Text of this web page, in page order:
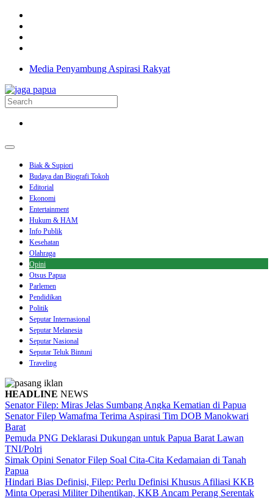
Media Penyambung Aspirasi Rakyat
Biak & Supiori
Budaya dan Biografi Tokoh
Editorial
Ekonomi
Entertainment
Hukum & HAM
Info Publik
Kesehatan
Olahraga
Opini
Otsus Papua
Parlemen
Pendidikan
Politik
Seputar Internasional
Seputar Melanesia
Seputar Nasional
Seputar Teluk Bintuni
Traveling
HEADLINE NEWS
Senator Filep: Miras Jelas Sumbang Angka Kematian di Papua
Senator Filep Wamafma Terima Aspirasi Tim DOB Manokwari
Barat
Pemuda PNG Deklarasi Dukungan untuk Papua Barat Lawan
TNI/Polri
Simak Opini Senator Filep Soal Cita-Cita Kedamaian di Tanah
Papua
Hindari Bias Definisi, Filep: Perlu Definisi Khusus Afiliasi KKB
Minta Operasi Militer Dihentikan, KKB Ancam Perang Serentak